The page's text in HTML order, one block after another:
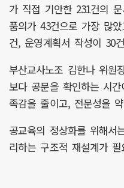
가 직접 기안한 231건의
품의가 43건으로 가장 많
건, 운영계획서 작성이 30
부산교사노조 김한나 위원
보다 공문을 확인하는 시
족감을 줄이고, 전문성을
공교육의 정상화를 위해서
리하는 구조적 재설계가